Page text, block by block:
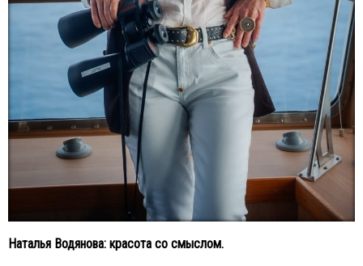
Наталья Водянова: красота со смыслом.